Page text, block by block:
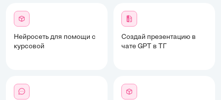
Нейросеть для помощи с
курсовой
Создай презентацию в
чате GPT в ТГ